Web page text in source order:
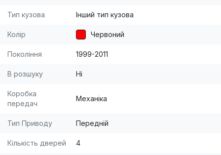
Тип кузова Інший тип кузова
Колір Червоний
Покоління 1999-2011
В розшуку Ні
Коробка
передач
Механіка
Тип Приводу Передній
Кількість дверей 4